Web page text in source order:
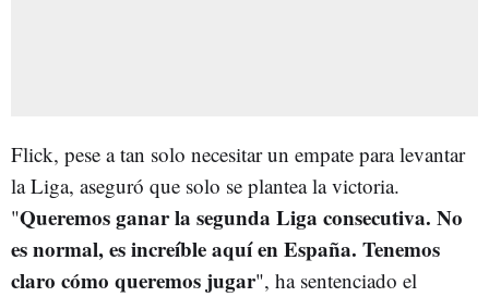
Flick, pese a tan solo necesitar un empate para levantar
la Liga, aseguró que solo se plantea la victoria.
"Queremos ganar la segunda Liga consecutiva. No
es normal, es increíble aquí en España. Tenemos
claro cómo queremos jugar", ha sentenciado el